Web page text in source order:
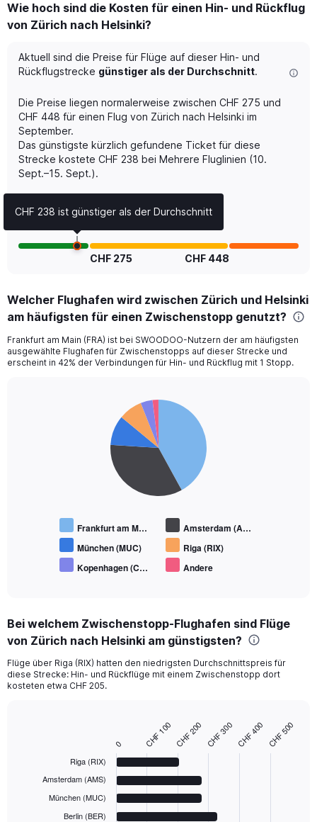
Range:
6
The
chart
has
Y
axis
displaying
Number
of
flights.
to
24.
Wie hoch sind die Kosten für einen Hin- und Rückflug
von Zürich nach Helsinki?
Aktuell sind die Preise für Flüge auf dieser Hin- und
Rückflugstrecke günstiger als der Durchschnitt.
Die Preise liegen normalerweise zwischen CHF 275 und
CHF 448 für einen Flug von Zürich nach Helsinki im
September.
Das günstigste kürzlich gefundene Ticket für diese
Strecke kostete CHF 238 bei Mehrere Fluglinien (10.
Sept.–15. Sept.).
CHF 275 CHF 448
Welcher Flughafen wird zwischen Zürich und Helsinki
am häufigsten für einen Zwischenstopp genutzt?
Frankfurt am Main (FRA) ist bei SWOODOO-Nutzern der am häufigsten
ausgewählte Flughafen für Zwischenstopps auf dieser Strecke und
erscheint in 42% der Verbindungen für Hin- und Rückflug mit 1 Stopp.
Frankfurt am M…
Amsterdam (A…
München (MUC)
Riga (RIX)
Kopenhagen (C…
Andere
Bei welchem Zwischenstopp-Flughafen sind Flüge
von Zürich nach Helsinki am günstigsten?
Flüge über Riga (RIX) hatten den niedrigsten Durchschnittspreis für
diese Strecke: Hin- und Rückflüge mit einem Zwischenstopp dort
kosteten etwa CHF 205.
Riga (RIX)
Amsterdam (AMS)
München (MUC)
Berlin (BER)
0 CHF 100 CHF 200 CHF 300 CHF 400 CHF 500
CHF 238 ist günstiger als der Durchschnitt